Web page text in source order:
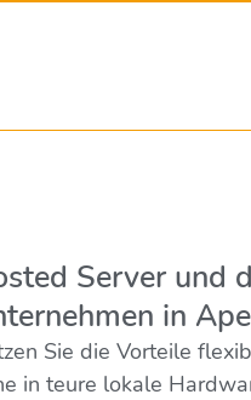
Server und
in
Sie die Vorteile
in teure lokale